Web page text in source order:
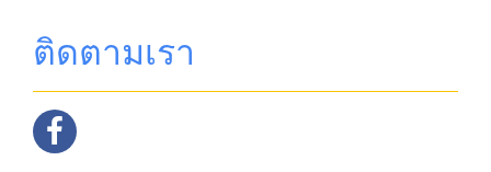
ติดตามเรา